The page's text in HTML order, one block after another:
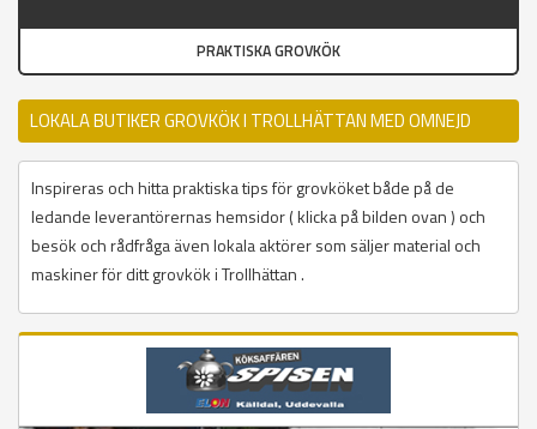
PRAKTISKA GROVKÖK
LOKALA BUTIKER GROVKÖK I TROLLHÄTTAN MED OMNEJD
Inspireras och hitta praktiska tips för grovköket både på de
ledande leverantörernas hemsidor ( klicka på bilden ovan ) och
besök och rådfråga även lokala aktörer som säljer material och
maskiner för ditt grovkök i Trollhättan .